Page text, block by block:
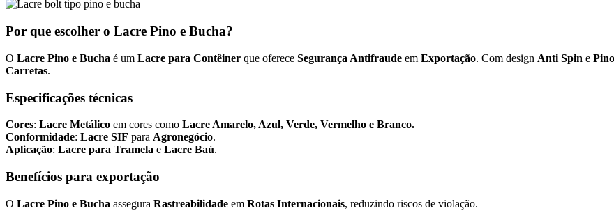
Por que escolher o Lacre Pino e Bucha?
O Lacre Pino e Bucha é um Lacre para Contêiner que oferece Segurança Antifraude em Exportação. Com design Anti Spin e
Carretas.
Especificações técnicas
Cores: Lacre Metálico em cores como Lacre Amarelo, Azul, Verde, Vermelho e Branco.
Conformidade: Lacre SIF para Agronegócio.
Aplicação: Lacre para Tramela e Lacre Baú.
Benefícios para exportação
O Lacre Pino e Bucha assegura Rastreabilidade em Rotas Internacionais, reduzindo riscos de violação.